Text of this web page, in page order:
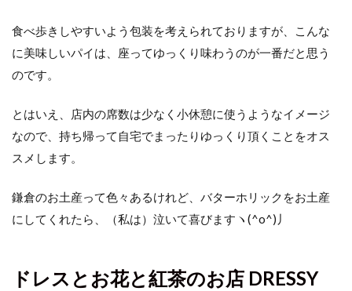
食べ歩きしやすいよう包装を考えられておりますが、こんな
に美味しいパイは、座ってゆっくり味わうのが一番だと思う
のです。
とはいえ、店内の席数は少なく小休憩に使うようなイメージ
なので、持ち帰って自宅でまったりゆっくり頂くことをオス
スメします。
鎌倉のお土産って色々あるけれど、バターホリックをお土産
にしてくれたら、（私は）泣いて喜びますヽ(^o^)丿
ドレスとお花と紅茶のお店 DRESSY